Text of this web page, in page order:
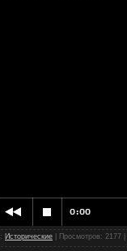
: Исторические Просмотров: 2177 |